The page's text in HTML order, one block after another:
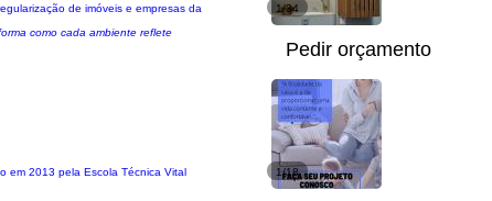
de imóveis e empresas da
como cada ambiente reflete
1/34
Pedir orçamento
em 2013 pela Escola Técnica Vital
1/18